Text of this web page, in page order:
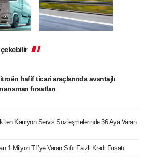
hafif ticari araçlarında avantajlı
fırsatları
Kamyon Servis Sözleşmelerinde 36 Aya Varan
1 Milyon TL’ye Varan Sıfır Faizli Kredi Fırsatı